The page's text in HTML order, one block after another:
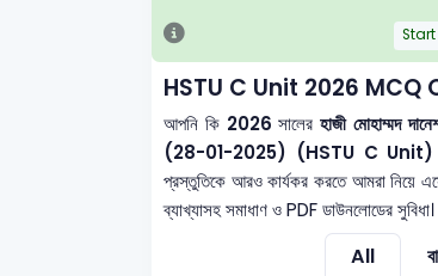
HSTU C Unit 2026
আপনি কি 2026 সালেরহাজী মোহাম্মদ
(28-01-2025) (HSTU C
প্রস্তুতিকে আরও কার্যকর করতে আমরা নিয়ে
ব্যাখ্যাসহ সমাধাণ ও PDF ডাউনলোডের সুবিধা।
All